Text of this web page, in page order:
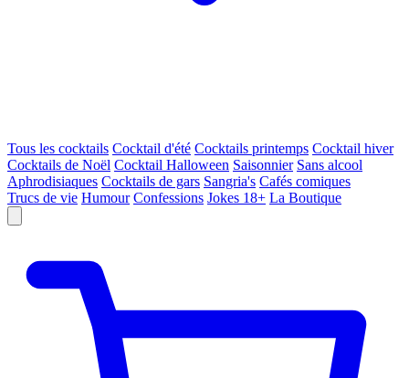
Tous les cocktails Cocktail d'été Cocktails printemps Cocktail hiver
Cocktails de Noël Cocktail Halloween Saisonnier Sans alcool
Aphrodisiaques Cocktails de gars Sangria's Cafés comiques
Trucs de vie Humour Confessions Jokes 18+ La Boutique